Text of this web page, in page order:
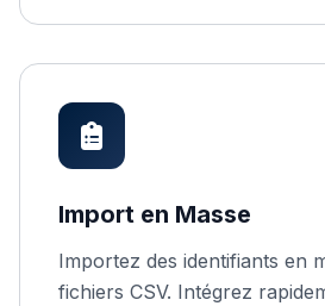
Import en Masse
Importez des identifiants en
fichiers CSV. Intégrez